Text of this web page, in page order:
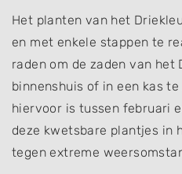
Het planten van het
en met enkele stappen te
raden om de zaden van het
binnenshuis of in een kas
hiervoor is tussen februari
deze kwetsbare plantjes in
tegen extreme